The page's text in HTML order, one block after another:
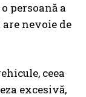
persoană a
nevoie de
ceea
excesivă,